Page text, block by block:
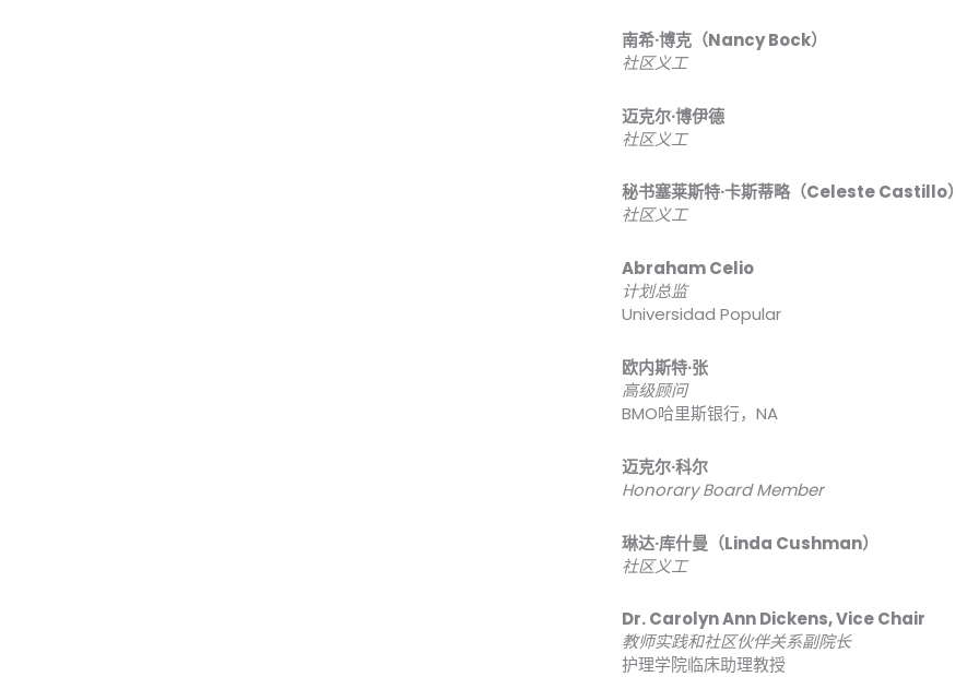
南希·博克（Nancy Bock）
社区义工
迈克尔·博伊德
社区义工
秘书塞莱斯特·卡斯蒂略（Celeste Castillo）
社区义工
Abraham Celio
计划总监
Universidad Popular
欧内斯特·张
高级顾问
BMO哈里斯银行，NA
迈克尔·科尔
Honorary Board Member
琳达·库什曼（Linda Cushman）
社区义工
Dr. Carolyn Ann Dickens, Vice Chair
教师实践和社区伙伴关系副院长
护理学院临床助理教授